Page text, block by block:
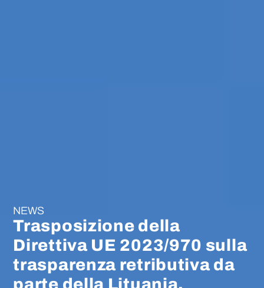
NEWS
Trasposizione della
Direttiva UE 2023/970 sulla
trasparenza retributiva da
parte della Lituania.